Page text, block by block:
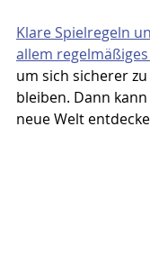
Klare Spielregeln
allem
um sich sicherer
bleiben. Dann
neue Welt